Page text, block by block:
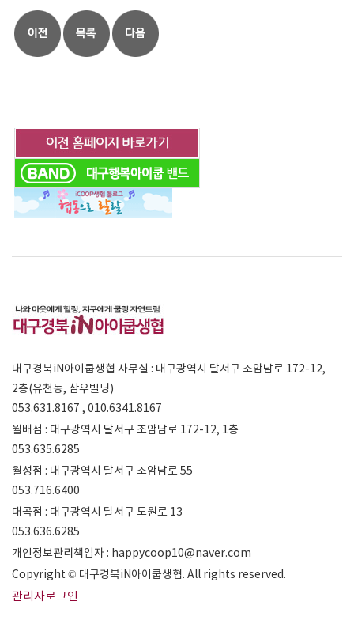
대구경북iN아이쿱생협 사무실 : 대구광역시 달서구 조암남로 172-12,
2층(유천동, 삼우빌딩)
053.631.8167 , 010.6341.8167
월배점 : 대구광역시 달서구 조암남로 172-12, 1층
053.635.6285
월성점 : 대구광역시 달서구 조암남로 55
053.716.6400
대곡점 : 대구광역시 달서구 도원로 13
053.636.6285
개인정보관리책임자 : happycoop10@naver.com
Copyright © 대구경북iN아이쿱생협. All rights reserved.
관리자로그인